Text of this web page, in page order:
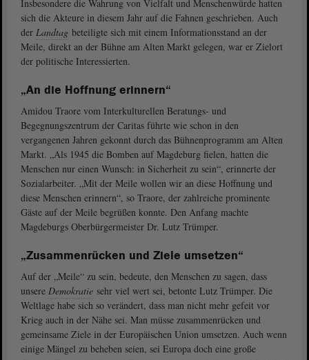
Insbesondere die Wahrung von Vielfalt und Menschenwürde hatten
sich die Akteure in diesem Jahr auf die Fahnen geschrieben. Auch
der Landtag beteiligte sich mit einem Informationsstand an der
Meile, direkt an der Bühne am Alten Markt gelegen, war er Zielort
der politische Interessierten.
„An die Hoffnung erinnern“
Amidou Traore vom Interkulturellen Beratungs- und
Begegnungszentrum der Caritas führte wie schon in den
vergangenen Jahren gekonnt durch das Bühnenprogramm am Alten
Markt. „Als 1945 die Bomben auf Magdeburg fielen, hatten die
Menschen nur einen Wunsch: in Sicherheit zu sein“, erinnerte der
Sozialarbeiter. „Mit der Meile wollen wir an diese Hoffnung und
diese Menschen erinnern“, so Traore, der zahlreiche prominente
Gäste auf der Meile begrüßen konnte. Den Anfang machte
Magdeburgs Oberbürgermeister Dr. Lutz Trümper.
„Zusammenrücken und Ziele umsetzen“
Auf der „Meile“ zu sein, bedeute, den Menschen zu sagen, dass
unsere Demokratie sehr viel wert sei, betonte Lutz Trümper. Die
Weltlage habe sich so verändert, dass man nicht mehr gefeit vor
Krieg auch in der Nähe sei. Man müsse zusammenrücken und
gemeinsame Ziele in der Europäischen Union umsetzen. Auch wenn
einige Mängel zu beheben seien, sei Europa doch eine große